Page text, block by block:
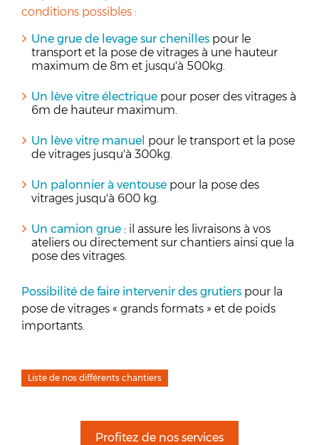
conditions possibles :
Une grue de levage sur chenilles pour le
transport et la pose de vitrages à une hauteur
maximum de 8m et jusqu'à 500kg.
Un lève vitre électrique pour poser des vitrages à
6m de hauteur maximum.
Un lève vitre manuel pour le transport et la pose
de vitrages jusqu'à 300kg.
Un palonnier à ventouse pour la pose des
vitrages jusqu'à 600 kg.
Un camion grue : il assure les livraisons à vos
ateliers ou directement sur chantiers ainsi que la
pose des vitrages.
Possibilité de faire intervenir des grutiers pour la
pose de vitrages « grands formats » et de poids
importants.
Liste de nos différents chantiers
Profitez de nos services